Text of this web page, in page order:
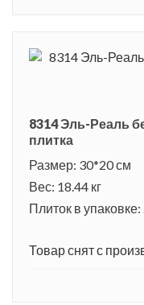
8314 Эль-Реаль
плитка
Размер: 30*20 см
Вес: 18.44 кг
Плиток в упаковке:
Товар снят с